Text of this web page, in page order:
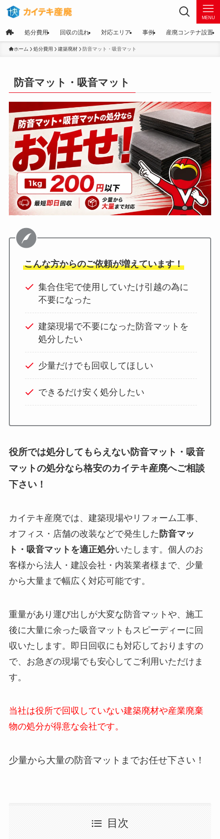
MENU
処分費用 回収の流れ 対応エリア 事例 産廃コンテナ設置
ホーム 処分費用 建築廃材 防音マット・吸音マット
防音マット・吸音マット
こんな方からのご依頼が増えています！
集合住宅で使用していたけ引越の為に
不要になった
建築現場で不要になった防音マットを
処分したい
少量だけでも回収してほしい
できるだけ安く処分したい
役所では処分してもらえない防音マット・吸音
マットの処分なら格安のカイテキ産廃へご相談
下さい！
カイテキ産廃では、建築現場やリフォーム工事、
オフィス・店舗の改装などで発生した 防音マッ
ト・吸音マットを適正処分いたします。個人のお
客様から法人・建設会社・内装業者様まで、少量
から大量まで幅広く対応可能です。
重量があり運び出しが大変な防音マットや、施工
後に大量に余った吸音マットもスピーディーに回
収いたします。即日回収にも対応しておりますの
で、お急ぎの現場でも安心してご利用いただけま
す。
当社は役所で回収していない建築廃材や産業廃棄
物の処分が得意な会社です。
少量から大量の防音マットまでお任せ下さい！
目次